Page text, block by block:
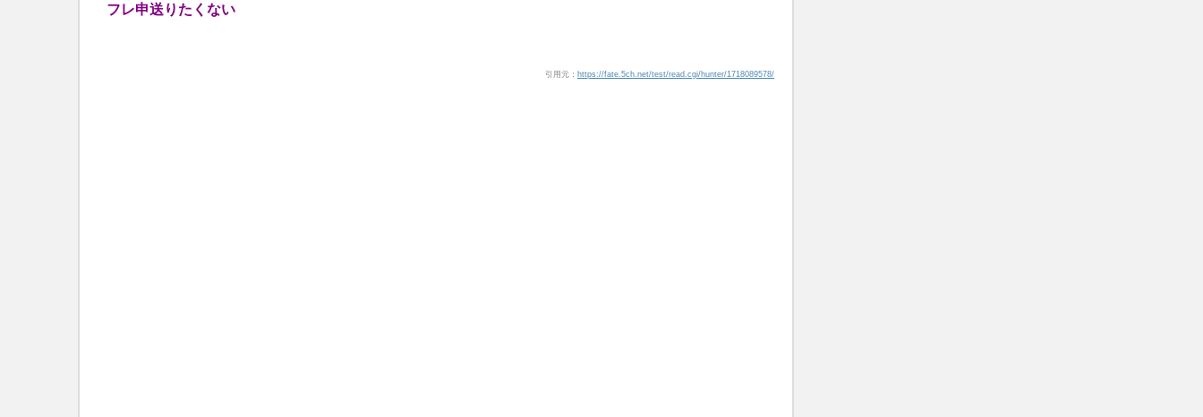
フレ申送りたくない
引用元： https://fate.5ch.net/test/read.cgi/hunter/1718089578/